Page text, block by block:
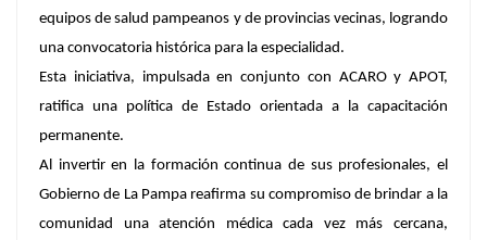
equipos de salud pampeanos y de provincias vecinas, logrando
una convocatoria histórica para la especialidad.
Esta iniciativa, impulsada en conjunto con ACARO y APOT,
ratifica una política de Estado orientada a la capacitación
permanente.
Al invertir en la formación continua de sus profesionales, el
Gobierno de La Pampa reafirma su compromiso de brindar a la
comunidad una atención médica cada vez más cercana,